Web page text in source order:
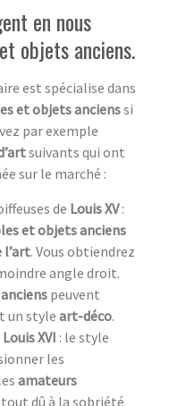
en nous
objets anciens.
est spécialise dans
et objets ancienssi
par exemple
suivants qui ont
sur le marché :
de Louis XV:
et objets anciens
l’art. Vous obtiendrez
angle droit.
peuvent
un style art-déco.
Louis XVI : le style
les
amateurs
dû à la sobriété